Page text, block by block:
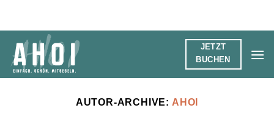
springen
JETZT
BUCHEN
AUTOR-ARCHIVE: AHOI